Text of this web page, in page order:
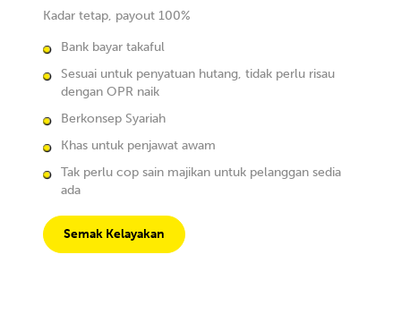
Kadar tetap, payout 100%
Bank bayar takaful
Sesuai untuk penyatuan hutang, tidak perlu risau
dengan OPR naik
Berkonsep Syariah
Khas untuk penjawat awam
Tak perlu cop sain majikan untuk pelanggan sedia
ada
Semak Kelayakan